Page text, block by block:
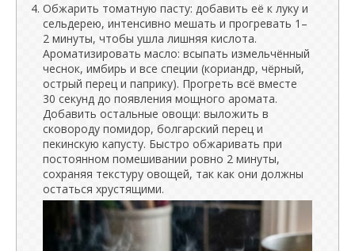
Обжарить томатную пасту: добавить её к луку и
сельдерею, интенсивно мешать и прогревать 1–
2 минуты, чтобы ушла лишняя кислота.
Ароматизировать масло: всыпать измельчённый
чеснок, имбирь и все специи (кориандр, чёрный,
острый перец и паприку). Прогреть всё вместе
30 секунд до появления мощного аромата.
Добавить остальные овощи: выложить в
сковороду помидор, болгарский перец и
пекинскую капусту. Быстро обжаривать при
постоянном помешивании ровно 2 минуты,
сохраняя текстуру овощей, так как они должны
остаться хрустящими.